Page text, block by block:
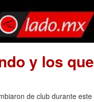
y los que
de club durante este